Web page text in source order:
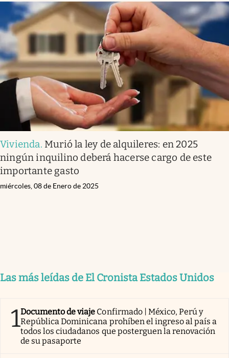
Vivienda. Murió la ley de alquileres: en 2025
ningún inquilino deberá hacerse cargo de este
importante gasto
miércoles, 08 de Enero de 2025
Las más leídas de El Cronista Estados Unidos
1Documento de viaje Confirmado | México, Perú y
República Dominicana prohíben el ingreso al país a
todos los ciudadanos que posterguen la renovación
de su pasaporte